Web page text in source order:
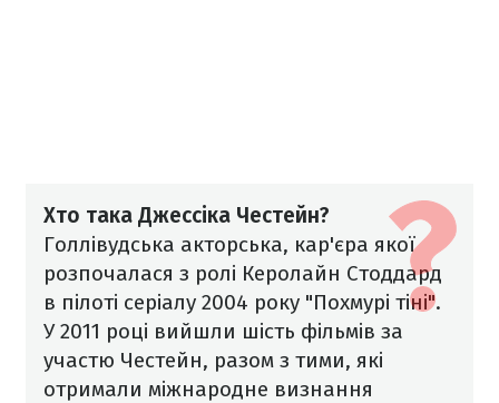
Хто така Джессіка Честейн?
Голлівудська акторська, кар'єра якої
розпочалася з ролі Керолайн Стоддард
в пілоті серіалу 2004 року "Похмурі тіні".
У 2011 році вийшли шість фільмів за
участю Честейн, разом з тими, які
отримали міжнародне визнання